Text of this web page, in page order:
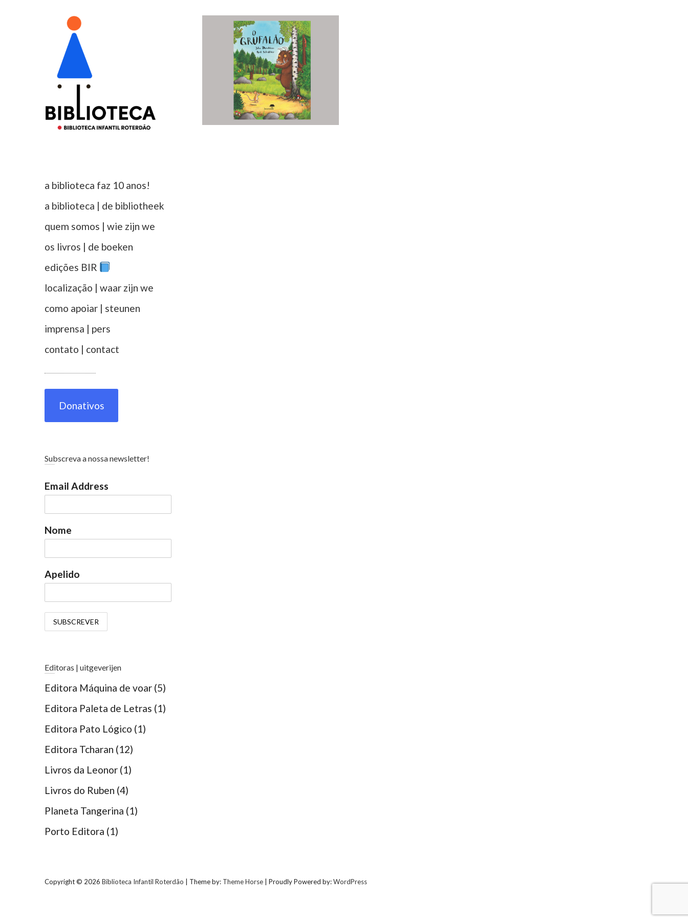
a biblioteca faz 10 anos!
a biblioteca | de bibliotheek
quem somos | wie zijn we
os livros | de boeken
edições BIR
localização | waar zijn we
como apoiar | steunen
imprensa | pers
contato | contact
Donativos
Subscreva a nossa newsletter!
Email Address
Nome
Apelido
Editoras | uitgeverijen
Editora Máquina de voar (5)
Editora Paleta de Letras (1)
Editora Pato Lógico (1)
Editora Tcharan (12)
Livros da Leonor (1)
Livros do Ruben (4)
Planeta Tangerina (1)
Porto Editora (1)
Copyright © 2026 Biblioteca Infantil Roterdão | Theme by: Theme Horse | Proudly Powered by:WordPress